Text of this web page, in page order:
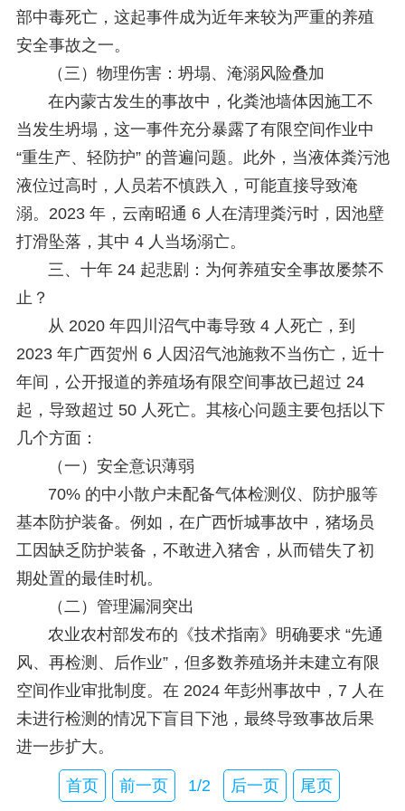
部中毒死亡，这起事件成为近年来较为严重的养殖
安全事故之一。
（三）物理伤害：坍塌、淹溺风险叠加
在内蒙古发生的事故中，化粪池墙体因施工不
当发生坍塌，这一事件充分暴露了有限空间作业中
“重生产、轻防护” 的普遍问题。此外，当液体粪污池
液位过高时，人员若不慎跌入，可能直接导致淹
溺。2023 年，云南昭通 6 人在清理粪污时，因池壁
打滑坠落，其中 4 人当场溺亡。
三、十年 24 起悲剧：为何养殖安全事故屡禁不
止？
从 2020 年四川沼气中毒导致 4 人死亡，到
2023 年广西贺州 6 人因沼气池施救不当伤亡，近十
年间，公开报道的养殖场有限空间事故已超过 24
起，导致超过 50 人死亡。其核心问题主要包括以下
几个方面：
（一）安全意识薄弱
70% 的中小散户未配备气体检测仪、防护服等
基本防护装备。例如，在广西忻城事故中，猪场员
工因缺乏防护装备，不敢进入猪舍，从而错失了初
期处置的最佳时机。
（二）管理漏洞突出
农业农村部发布的《技术指南》明确要求 “先通
风、再检测、后作业”，但多数养殖场并未建立有限
空间作业审批制度。在 2024 年彭州事故中，7 人在
未进行检测的情况下盲目下池，最终导致事故后果
进一步扩大。
首页 前一页 1/2 后一页 尾页